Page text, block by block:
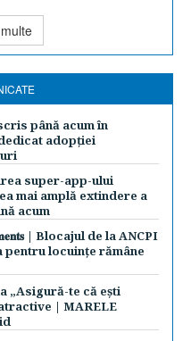
până acum în
adopției
super-app-ului
mai amplă extindere a
acum
| Blocajul de la ANCPI
pentru locuințe rămâne
„Asigură-te că ești
| MARELE